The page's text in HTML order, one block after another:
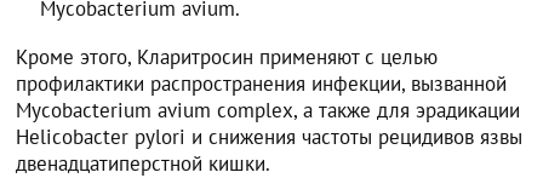
Mycobacterium avium.
Кроме этого, Кларитросин применяют с целью
профилактики распространения инфекции, вызванной
Mycobacterium avium complex, а также для эрадикации
Helicobacter pylori и снижения частоты рецидивов язвы
двенадцатиперстной кишки.